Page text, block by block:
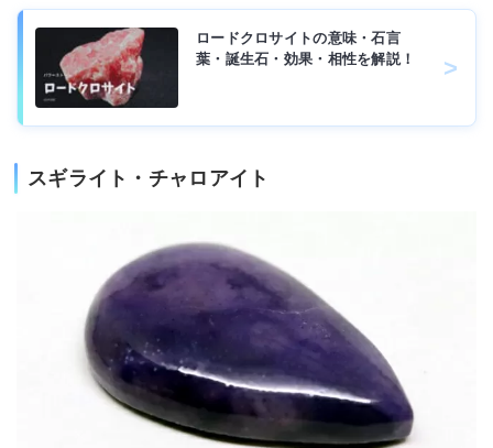
ロードクロサイトの意味・石言
葉・誕生石・効果・相性を解説！
スギライト・チャロアイト